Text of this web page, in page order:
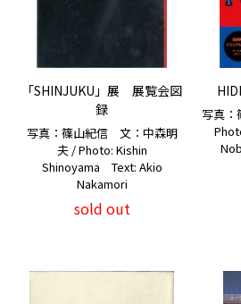
「SHINJUKU」展 展覧会図
録
写真：篠山紀信 文：中森明
夫 / Photo: Kishin
Shinoyama Text: Akio
Nakamori
sold out
写真